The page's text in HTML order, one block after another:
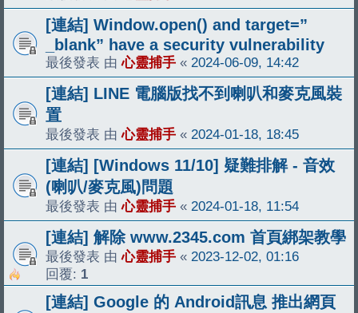
[連結] Window.open() and target=”
_blank” have a security vulnerability
最後發表 由心靈捕手 « 2024-06-09, 14:42
[連結] LINE 電腦版找不到喇叭和麥克風裝
置
最後發表 由心靈捕手 « 2024-01-18, 18:45
[連結] [Windows 11/10] 疑難排解 - 音效
(喇叭/麥克風)問題
最後發表 由心靈捕手 « 2024-01-18, 11:54
[連結] 解除 www.2345.com 首頁綁架教學
最後發表 由心靈捕手 « 2023-12-02, 01:16
回覆: 1
[連結] Google 的 Android訊息 推出網頁